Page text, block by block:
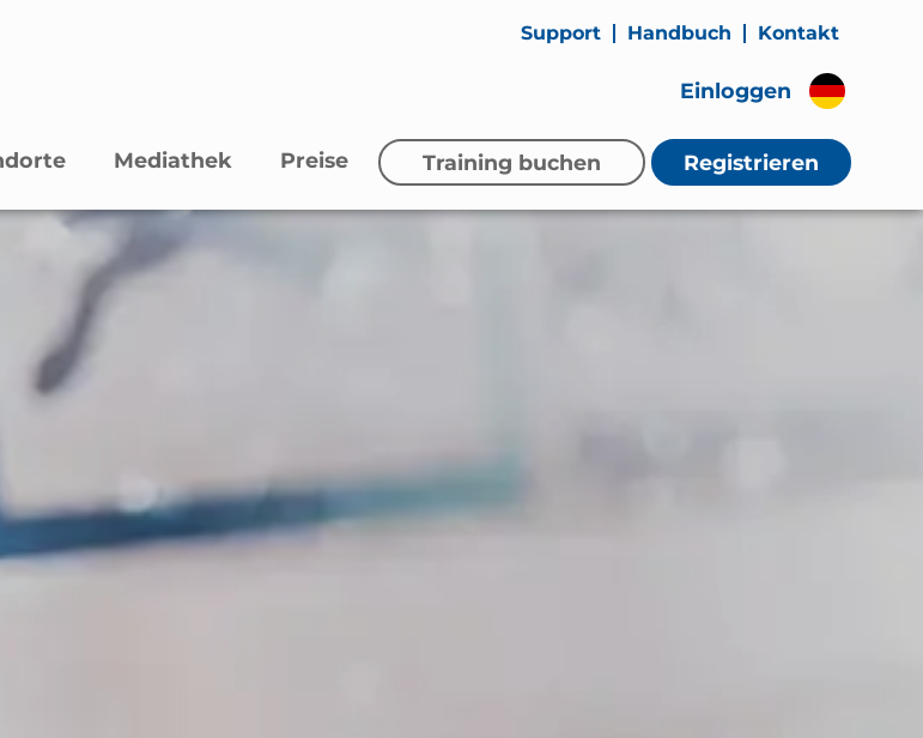
Support Handbuch Kontakt
Einloggen
Mediathek Preise Registrieren
Training buchen